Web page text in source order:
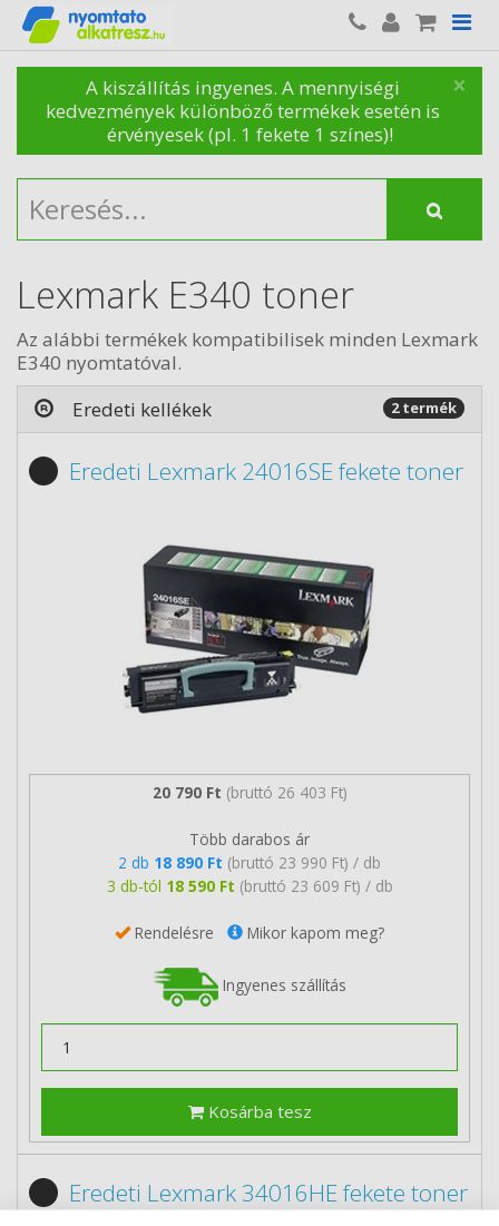
×
A kiszállítás ingyenes. A mennyiségi
kedvezmények különböző termékek esetén is
érvényesek (pl. 1 fekete 1 színes)!
Lexmark E340 toner
Az alábbi termékek kompatibilisek minden Lexmark
E340 nyomtatóval.
Eredeti kellékek
2 termék
Eredeti Lexmark 24016SE fekete toner
20 790 Ft (bruttó 26 403 Ft)
Több darabos ár
2 db 18 890 Ft (bruttó 23 990 Ft) / db
3 db-tól 18 590 Ft (bruttó 23 609 Ft) / db
Rendelésre Mikor kapom meg?
Ingyenes szállítás
Kosárba tesz
Eredeti Lexmark 34016HE fekete toner